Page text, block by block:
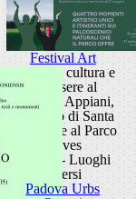
Festival Art
Eventi di cultura e
benessere al
Giardino Appiani,
al Roseto di Santa
Giustina e al Parco
Treves
Padova - Luoghi
diversi
Padova Urbs